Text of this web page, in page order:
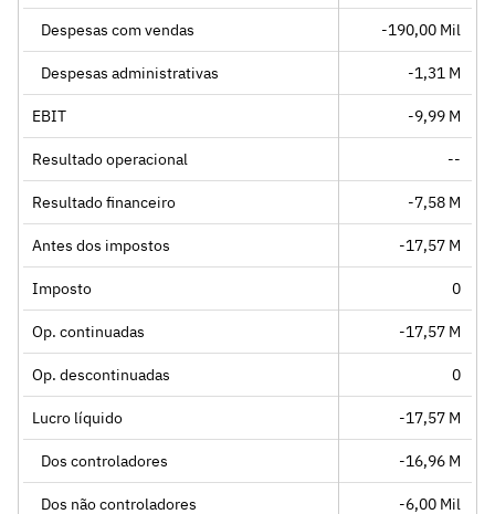
Despesas com vendas -190,00 Mil
Despesas administrativas -1,31 M
EBIT -9,99 M
Resultado operacional --
Resultado financeiro -7,58 M
Antes dos impostos -17,57 M
Imposto 0
Op. continuadas -17,57 M
Op. descontinuadas 0
Lucro líquido -17,57 M
Dos controladores -16,96 M
Dos não controladores -6,00 Mil